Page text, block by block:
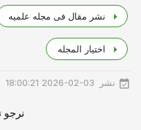
نشر مقال فی مجله علمیه
اختیار المجله
نشر 2026-02-03 18:00:21
نرجو